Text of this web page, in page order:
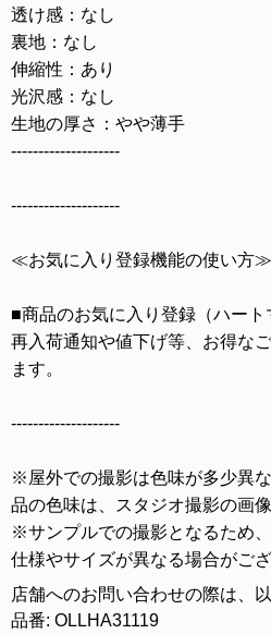
透け感：なし
裏地：なし
伸縮性：あり
光沢感：なし
生地の厚さ：やや薄手
--------------------
--------------------
≪お気に入り登録機能の使い方≫
■商品のお気に入り登録（ハート
再入荷通知や値下げ等、お得な
ます。
--------------------
※屋外での撮影は色味が多少異
品の色味は、スタジオ撮影の画
※サンプルでの撮影となるため
仕様やサイズが異なる場合がござ
店舗へのお問い合わせの際は、
品番: OLLHA31119